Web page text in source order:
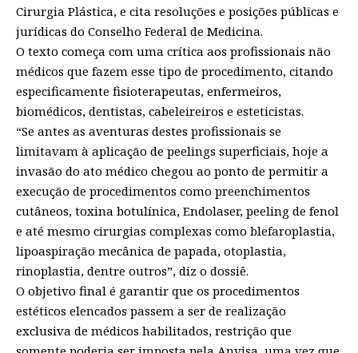
Cirurgia Plástica, e cita resoluções e posições públicas e
jurídicas do Conselho Federal de Medicina.
O texto começa com uma crítica aos profissionais não
médicos que fazem esse tipo de procedimento, citando
especificamente fisioterapeutas, enfermeiros,
biomédicos, dentistas, cabeleireiros e esteticistas.
“Se antes as aventuras destes profissionais se
limitavam à aplicação de peelings superficiais, hoje a
invasão do ato médico chegou ao ponto de permitir a
execução de procedimentos como preenchimentos
cutâneos, toxina botulínica, Endolaser, peeling de fenol
e até mesmo cirurgias complexas como blefaroplastia,
lipoaspiração mecânica de papada, otoplastia,
rinoplastia, dentre outros”, diz o dossiê.
O objetivo final é garantir que os procedimentos
estéticos elencados passem a ser de realização
exclusiva de médicos habilitados, restrição que